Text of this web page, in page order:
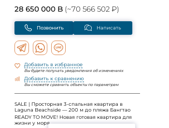
28 650 000 B (~70 566 502 ₽)
Позвонить Написать
Добавить в избранное
Вы будете получать уведомления об изменениях
Добавить к сравнению
Вы сможете сравнить объекты по параметрам
SALE | Просторная 3-спальная квартира в
Laguna Beachside — 200 м до пляжа Бангтао
READY TO MOVE! Новая готовая квартира для
жизни у моря.